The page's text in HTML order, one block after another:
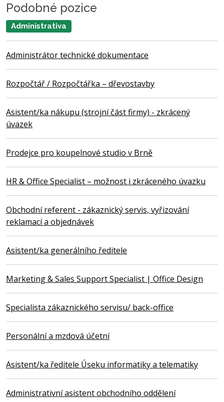
Podobné pozice
Administrativa
Administrátor technické dokumentace
Rozpočtář / Rozpočtářka – dřevostavby
Asistent/ka nákupu (strojní část firmy) - zkrácený
úvazek
Prodejce pro koupelnové studio v Brně
HR & Office Specialist – možnost i zkráceného úvazku
Obchodní referent - zákaznický servis, vyřizování
reklamací a objednávek
Asistent/ka generálního ředitele
Marketing & Sales Support Specialist | Office Design
Specialista zákaznického servisu/ back-office
Personální a mzdová účetní
Asistent/ka ředitele Úseku informatiky a telematiky
Administrativní asistent obchodního oddělení